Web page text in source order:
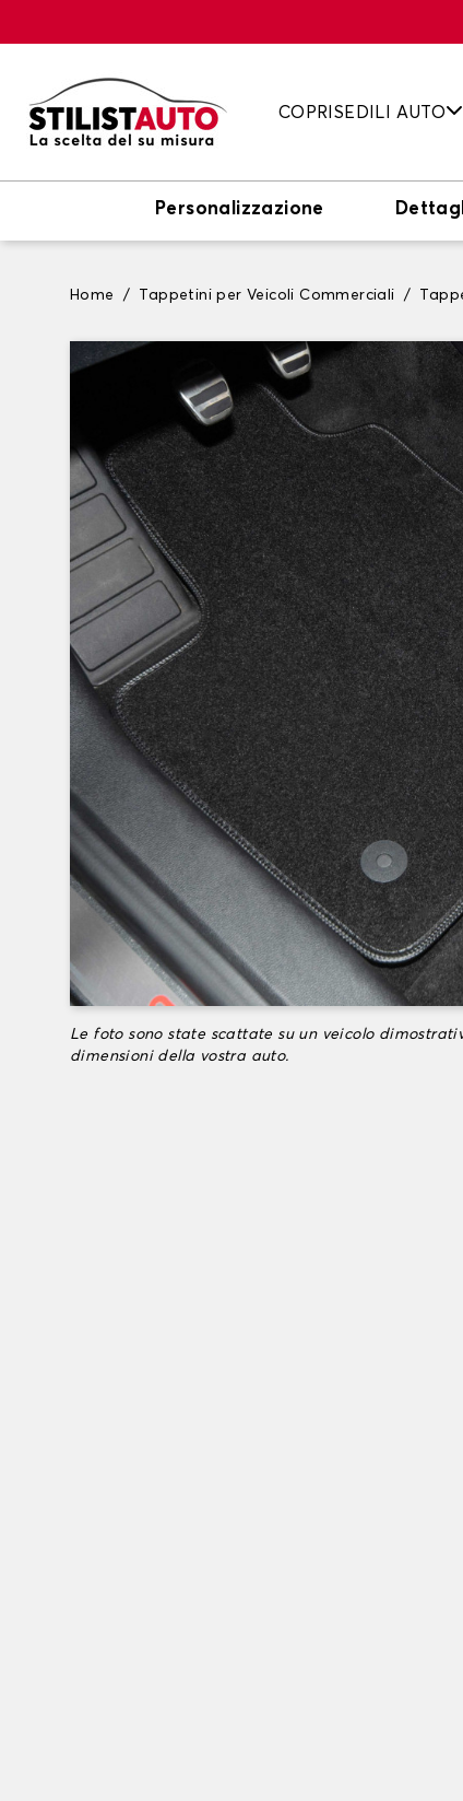
COPRISEDILI AUTO
Personalizzazione
Home Tappetini per Veicoli Commerciali
Le foto sono state scattate su un veicolo
dimensioni della vostra auto.